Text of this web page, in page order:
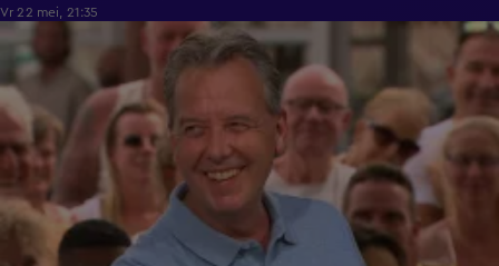
Vr 22 mei, 21:35